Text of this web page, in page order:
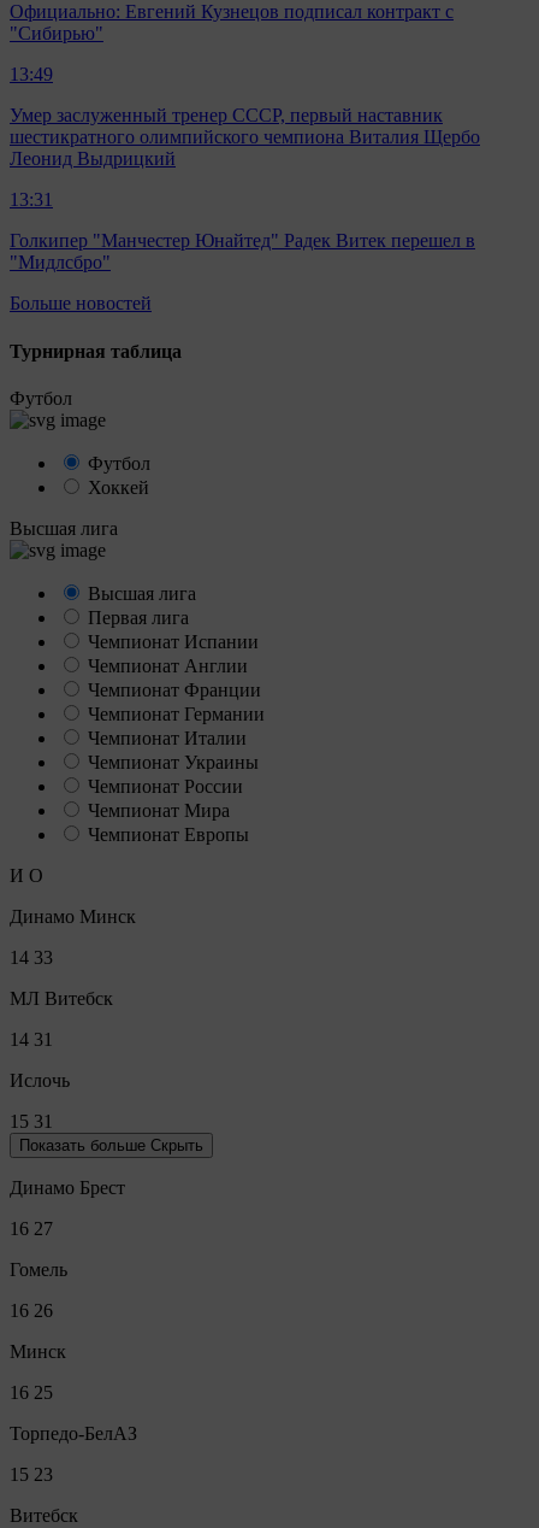
Официально: Евгений Кузнецов подписал контракт с
"Сибирью"
13:49
Умер заслуженный тренер СССР, первый наставник
шестикратного олимпийского чемпиона Виталия Щербо
Леонид Выдрицкий
13:31
Голкипер "Манчестер Юнайтед" Радек Витек перешел в
"Мидлсбро"
Больше новостей
Турнирная таблица
Футбол
Футбол
Хоккей
Высшая лига
Высшая лига
Первая лига
Чемпионат Испании
Чемпионат Англии
Чемпионат Франции
Чемпионат Германии
Чемпионат Италии
Чемпионат Украины
Чемпионат России
Чемпионат Мира
Чемпионат Европы
И О
Динамо Минск
14 33
МЛ Витебск
14 31
Ислочь
15 31
Показать больше Скрыть
Динамо Брест
16 27
Гомель
16 26
Минск
16 25
Торпедо-БелАЗ
15 23
Витебск